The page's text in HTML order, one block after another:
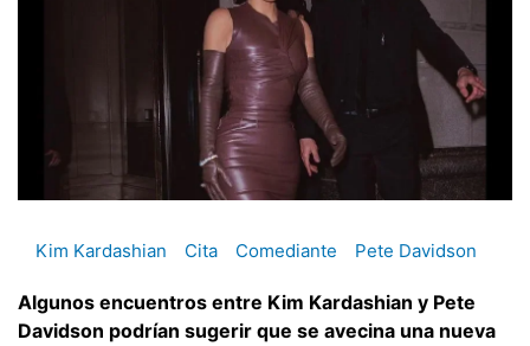
Kim Kardashian Cita Comediante Pete Davidson
Algunos encuentros entre Kim Kardashian y Pete
Davidson podrían sugerir que se avecina una nueva